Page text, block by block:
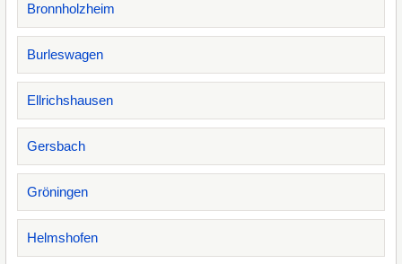
Bronnholzheim
Burleswagen
Ellrichshausen
Gersbach
Gröningen
Helmshofen